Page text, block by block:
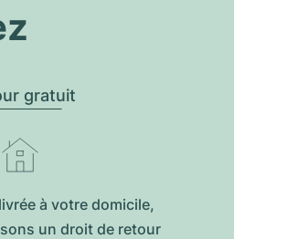
gratuit
à votre domicile,
un droit de retour